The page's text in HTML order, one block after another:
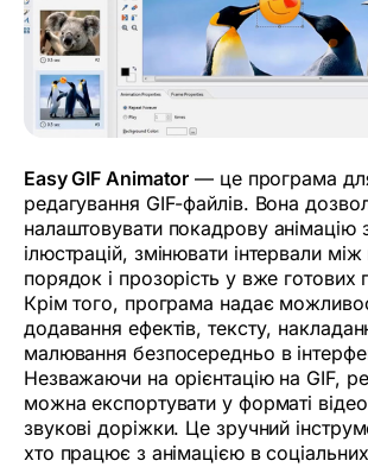
Easy GIF Animator — це програма
редагування GIF-файлів. Вона
налаштовувати покадрову анімацію
ілюстрацій, змінювати інтервали
порядок і прозорість у вже готових
Крім того, програма надає
додавання ефектів, тексту,
малювання безпосередньо в
Незважаючи на орієнтацію на GIF,
можна експортувати у форматі
звукові доріжки. Це зручний
хто працює з анімацією в